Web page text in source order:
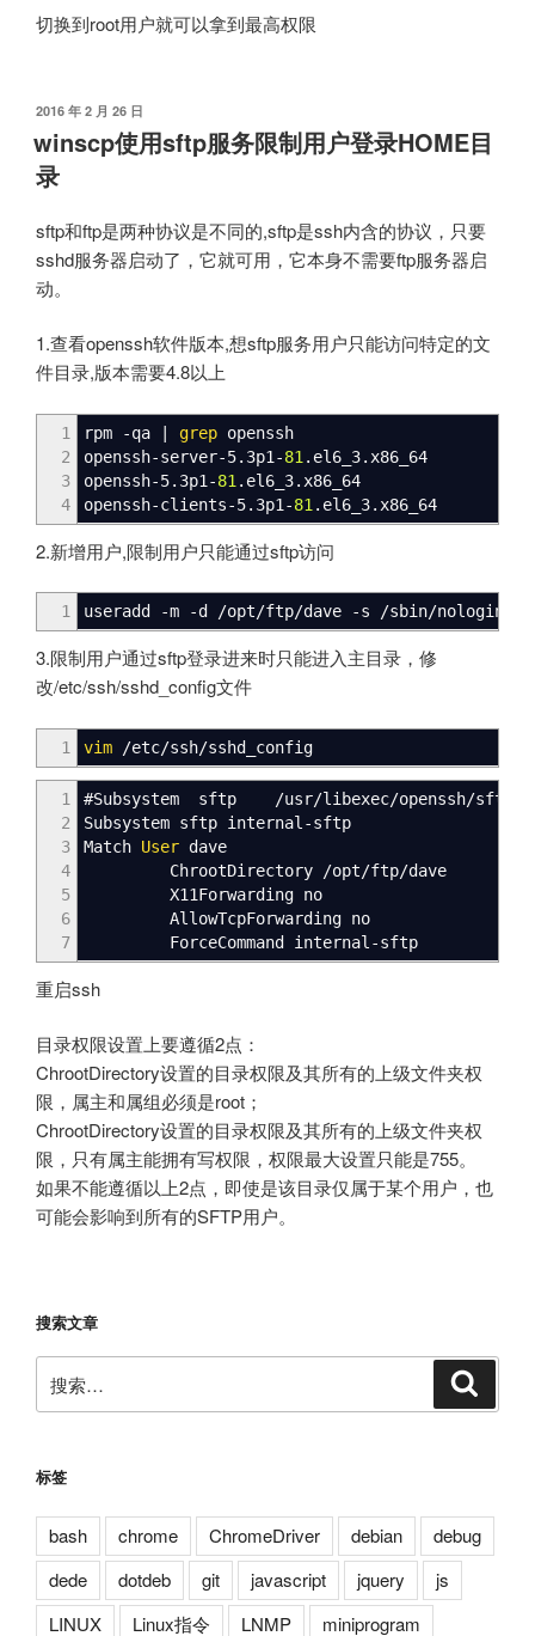
切换到root用户就可以拿到最高权限
发
于
2016 年 2 月 26 日
winscp使用sftp服务限制用户登录HOME目
录
sftp和ftp是两种协议是不同的,sftp是ssh内含的协议，只要
sshd服务器启动了，它就可用，它本身不需要ftp服务器启
动。
1.查看openssh软件版本,想sftp服务用户只能访问特定的文
件目录,版本需要4.8以上
1
2
3
4
rpm -qa grep openssh
openssh-server-5.3p1-81 .el6_3.x86_64
openssh-5.3p1-81 .el6_3.x86_64
openssh-clients-5.3p1-81 .el6_3.x86_64
2.新增用户,限制用户只能通过sftp访问
1 useradd -m -d /opt/ftp/dave -s /sbin/nologin
3.限制用户通过sftp登录进来时只能进入主目录，修
改/etc/ssh/sshd_config文件
1 vim /etc/ssh/sshd_config
1
2
3
4
5
6
7
#Subsystem sftp /usr/libexec/openssh/sftp
Subsystem sftp internal -sftp
Match User dave
ChrootDirectory
/opt/ftp/dave
X11Forwarding no
AllowTcpForwarding no
ForceCommand internal -sftp
重启ssh
目录权限设置上要遵循2点：
ChrootDirectory设置的目录权限及其所有的上级文件夹权
限，属主和属组必须是root；
ChrootDirectory设置的目录权限及其所有的上级文件夹权
限，只有属主能拥有写权限，权限最大设置只能是755。
如果不能遵循以上2点，即使是该目录仅属于某个用户，也
可能会影响到所有的SFTP用户。
搜索文章
索：
标签
bash chrome ChromeDriver debian
debug
dede
dotdeb git javascript jquery
js
LINUX
Linux指令 LNMP miniprogram